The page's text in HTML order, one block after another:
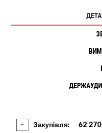
- Закупівля: 62